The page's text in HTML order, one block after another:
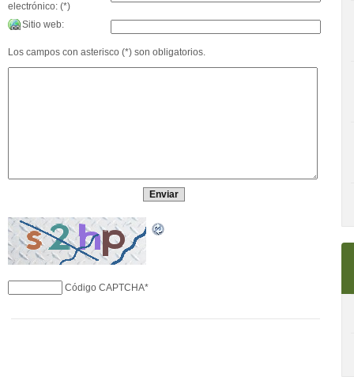
electrónico: (*)
Sitio web:
Los campos con asterisco (*) son obligatorios.
Código CAPTCHA*